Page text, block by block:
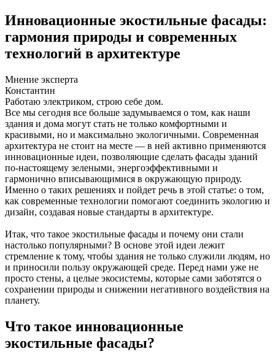
Инновационные экостильные фасады:
гармония природы и современных
технологий в архитектуре
Мнение эксперта
Константин
Работаю электриком, строю себе дом.
Все мы сегодня все больше задумываемся о том, как наши
здания и дома могут стать не только комфортными и
красивыми, но и максимально экологичными. Современная
архитектура не стоит на месте — в ней активно применяются
инновационные идеи, позволяющие сделать фасады зданий
по-настоящему зелеными, энергоэффективными и
гармонично вписывающимися в окружающую природу.
Именно о таких решениях и пойдет речь в этой статье: о том,
как современные технологии помогают соединить экологию и
дизайн, создавая новые стандарты в архитектуре.
Итак, что такое экостильные фасады и почему они стали
настолько популярными? В основе этой идеи лежит
стремление к тому, чтобы здания не только служили людям, но
и приносили пользу окружающей среде. Перед нами уже не
просто стены, а целые экосистемы, которые сами заботятся о
сохранении природы и снижении негативного воздействия на
планету.
Что такое инновационные
экостильные фасады?